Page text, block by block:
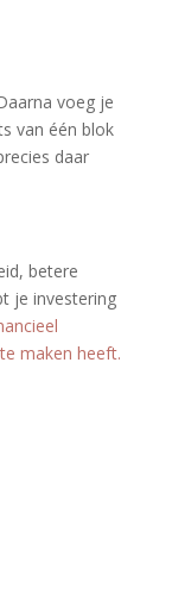
voeg je
van één blok
daar
betere
je investering
maken heeft.